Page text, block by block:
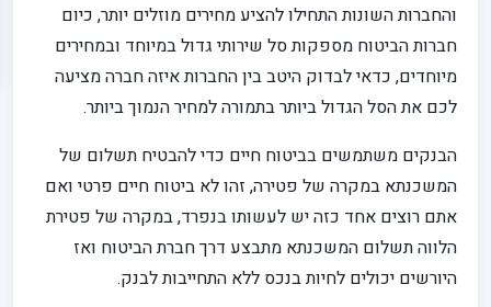
והחברות השונות התחילו להציע מחירים מוזלים יותר, כיום
חברות הביטוח מספקות סל שירותי גדול במיוחד ובמחירים
מיוחדים, כדאי לבדוק היטב בין החברות איזה חברה מציעה
לכם את הסל הגדול ביותר בתמורה למחיר הנמוך ביותר.
הבנקים משתמשים בביטוח חיים כדי להבטיח תשלום של
המשכנתא במקרה של פטירה, זהו לא ביטוח חיים פרטי ואם
אתם רוצים אחד כזה יש לעשותו בנפרד, במקרה של פטירת
הלווה תשלום המשכנתא מתבצע דרך חברת הביטוח ואז
היורשים יכולים לחיות בנכס ללא התחייבות לבנק.